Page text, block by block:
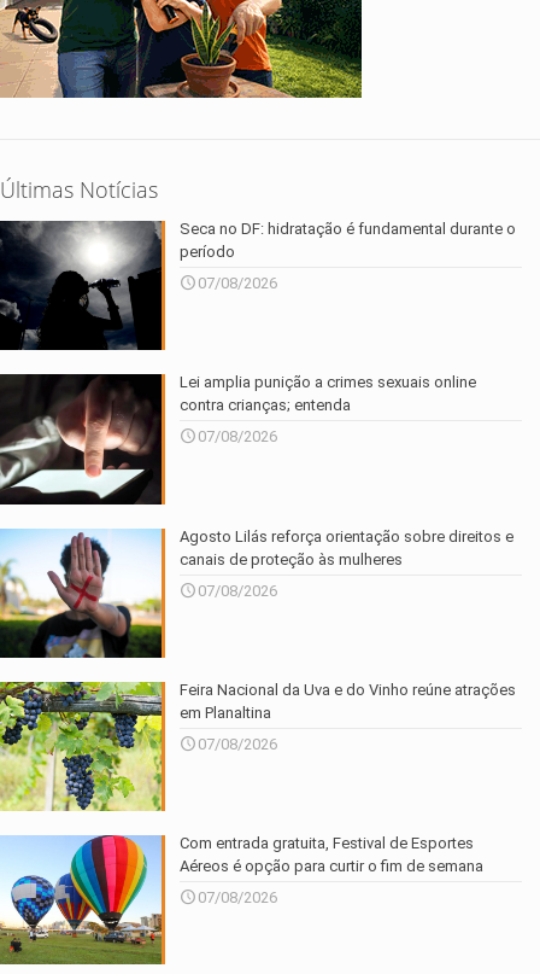
Últimas Notícias
Seca no DF: hidratação é fundamental durante o
período
07/08/2026
Lei amplia punição a crimes sexuais online
contra crianças; entenda
07/08/2026
Agosto Lilás reforça orientação sobre direitos e
canais de proteção às mulheres
07/08/2026
Feira Nacional da Uva e do Vinho reúne atrações
em Planaltina
07/08/2026
Com entrada gratuita, Festival de Esportes
Aéreos é opção para curtir o fim de semana
07/08/2026